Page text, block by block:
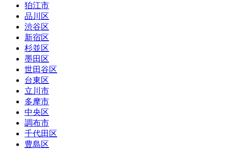
狛江市
品川区
渋谷区
新宿区
杉並区
墨田区
世田谷区
台東区
立川市
多摩市
中央区
調布市
千代田区
豊島区